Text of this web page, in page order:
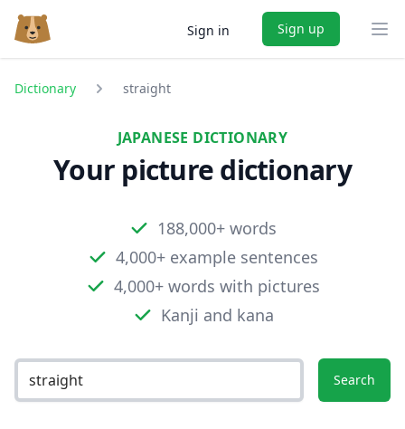
Sign in Sign up
Dictionary straight
JAPANESE DICTIONARY
Your picture dictionary
188,000+ words
4,000+ example sentences
4,000+ words with pictures
Kanji and kana
Search